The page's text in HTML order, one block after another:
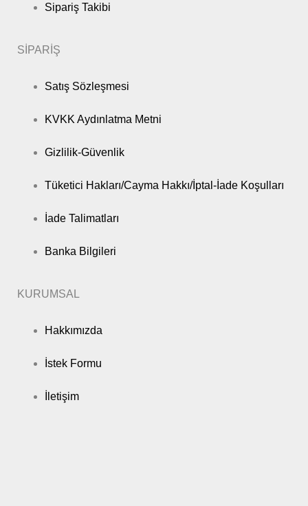
Sipariş Takibi
SİPARİŞ
Satış Sözleşmesi
KVKK Aydınlatma Metni
Gizlilik-Güvenlik
Tüketici Hakları/Cayma Hakkı/İptal-İade Koşulları
İade Talimatları
Banka Bilgileri
KURUMSAL
Hakkımızda
İstek Formu
İletişim